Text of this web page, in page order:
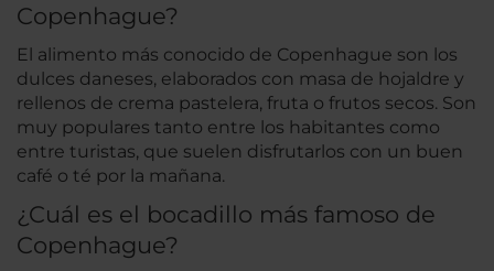
Copenhague?
El alimento más conocido de Copenhague son los
dulces daneses, elaborados con masa de hojaldre y
rellenos de crema pastelera, fruta o frutos secos. Son
muy populares tanto entre los habitantes como
entre turistas, que suelen disfrutarlos con un buen
café o té por la mañana.
¿Cuál es el bocadillo más famoso de
Copenhague?